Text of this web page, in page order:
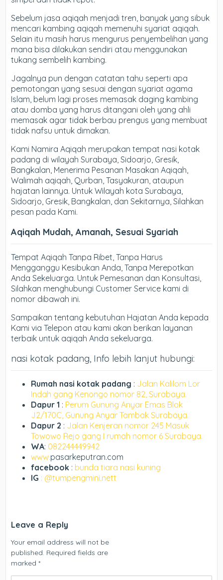
Sebelum jasa aqiqah menjadi tren, banyak yang sibuk
mencari kambing aqiqah memenuhi syariat aqiqah.
Selain itu masih harus mengurus penyembelihan yang
mana bisa dilakukan sendiri atau menggunakan
tukang sembelih kambing.
Jagalnya pun dengan catatan tahu seperti apa
pemotongan yang sesuai dengan syariat agama
Islam, belum lagi proses memasak daging kambing
atau domba yang harus ditangani oleh yang ahli
memasak agar tidak berbau prengus yang membuat
tidak nafsu untuk dimakan.
Kami Namira Aqiqah merupakan tempat nasi kotak
padang di wilayah Surabaya, Sidoarjo, Gresik,
Bangkalan, Menerima Pesanan Masakan Aqiqah,
Walimah aqiqah, Qurban, Tasyakuran, ataupun
hajatan lainnya. Untuk Wilayah kota Surabaya,
Sidoarjo, Gresik, Bangkalan, dan Sekitarnya, Silahkan
pesan pada Kami.
Aqiqah Mudah, Amanah, Sesuai Syariah
Tempat Aqiqah Tanpa Ribet, Tanpa Harus
Mengganggu Kesibukan Anda, Tanpa Merepotkan
Anda Sekeluarga. Untuk Pemesanan dan Konsultasi,
Silahkan menghubungi Customer Service kami di
nomor dibawah ini.
Sampaikan tentang kebutuhan Hajatan Anda kepada
Kami via Telepon atau kami akan berikan layanan
terbaik untuk aqiqah Anda sekeluarga.
nasi kotak padang, Info lebih lanjut hubungi:
Rumah nasi kotak padang : Jalan Kalilom Lor
Indah gang Kenongo nomor 82, Surabaya.
Dapur 1 : Perum Gunung Anyar Emas Blok
J2/170C, Gunung Anyar Tambak Surabaya.
Dapur 2 : Jalan Kenjeran nomor 245 Masuk
Towowo Rejo gang I rumah nomor 6 Surabaya.
WA: 082244449942
www.pasarkeputran.com
facebook : bunda tiara nasi kuning
IG : @tumpengmini.nett
Leave a Reply
Your email address will not be
published. Required fields are
marked*